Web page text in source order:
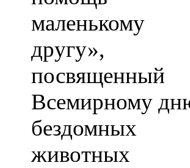
маленькому
другу»,
посвященный
Всемирному
бездомных
животных